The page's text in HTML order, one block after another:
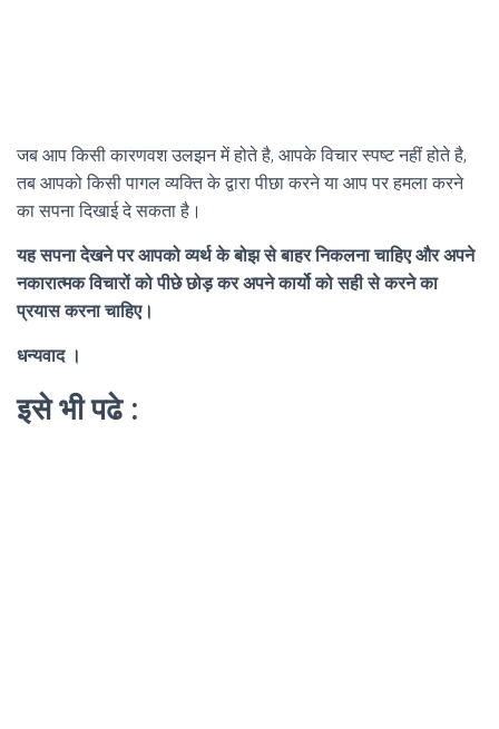
जब आप किसी कारणवश उलझन में होते है, आपके विचार स्पष्ट नहीं होते है,
तब आपको किसी पागल व्यक्ति के द्वारा पीछा करने या आप पर हमला करने
का सपना दिखाई दे सकता है।
यह सपना देखने पर आपको व्यर्थ के बोझ से बाहर निकलना चाहिए और अपने
नकारात्मक विचारों को पीछे छोड़ कर अपने कार्यो को सही से करने का
प्रयास करना चाहिए।
धन्यवाद ।
इसे भी पढे :